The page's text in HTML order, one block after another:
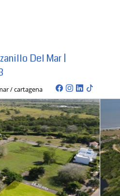
Del Mar |
mar / cartagena